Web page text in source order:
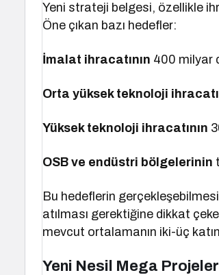
Yeni strateji belgesi, özellikle
Öne çıkan bazı hedefler:
İmalat ihracatının 400 milyar
Orta yüksek teknoloji
Yüksek teknoloji ihracatının
OSB ve endüstri bölgelerinin
Bu hedeflerin
atılması gerektiğine dikkat
mevcut ortalamanın iki-üç
Yeni Nesil Mega Projeler